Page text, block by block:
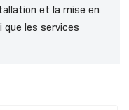
et la mise en
que les services